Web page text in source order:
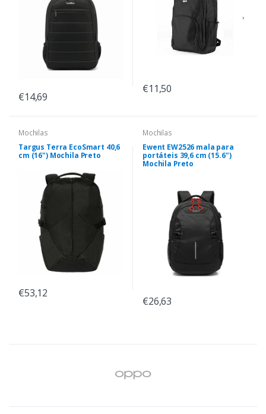
€14,69
€11,50
Mochilas
Targus Terra EcoSmart 40,6
cm (16") Mochila Preto
€53,12
Mochilas
Ewent EW2526 mala para
portáteis 39,6 cm (15.6")
Mochila Preto
€26,63